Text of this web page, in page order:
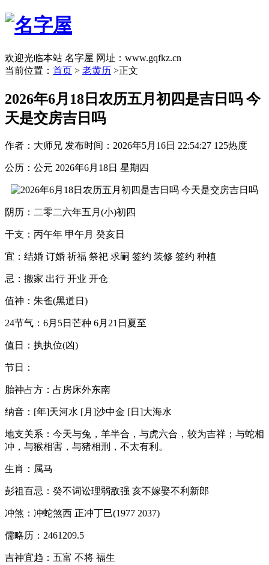
欢迎光临本站 名字屋 网址：www.gqfkz.cn
当前位置： 首页 > 老黄历 >正文
2026年6月18日农历五月初四是吉日吗 今
天是交房吉日吗
作者：大师兄 发布时间：2026年5月16日 22:54:27 125热度
公历：公元 2026年6月18日 星期四
阴历：二零二六年五月(小)初四
干支：丙午年 甲午月 癸亥日
宜：结婚 订婚 祈福 祭祀 求嗣 签约 装修 签约 种植
忌：搬家 出行 开业 开仓
值神：朱雀(黑道日)
24节气：6月5日芒种 6月21日夏至
值日：执执位(凶)
节日：
胎神占方：占房床外东南
纳音：[年]天河水 [月]沙中金 [日]大海水
地支关系：今天与兔，羊半合，与虎六合，较为吉祥；与蛇相
冲，与猴相害，与猪相刑，不太有利。
生肖：属马
彭祖百忌：癸不词讼理弱敌强 亥不嫁娶不利新郎
冲煞：冲蛇煞西 正冲丁巳(1977 2037)
儒略历：2461209.5
吉神宜趋：五富 不将 福生